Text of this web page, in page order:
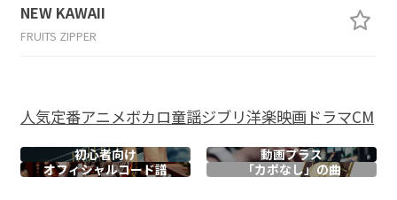
NEW KAWAII
FRUITS ZIPPER
人気定番アニメボカロ童謡ジブリ洋楽映画ドラマCM
初心者向け
動画プラス
オフィシャルコード譜 「カポなし」の曲